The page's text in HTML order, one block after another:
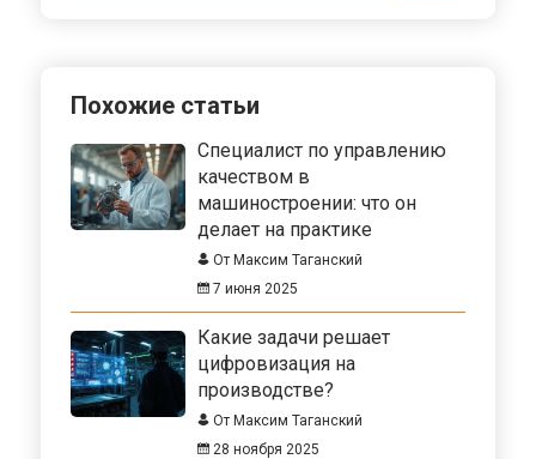
Похожие статьи
Специалист по управлению
качеством в
машиностроении: что он
делает на практике
От Максим Таганский
7 июня 2025
Какие задачи решает
цифровизация на
производстве?
От Максим Таганский
28 ноября 2025